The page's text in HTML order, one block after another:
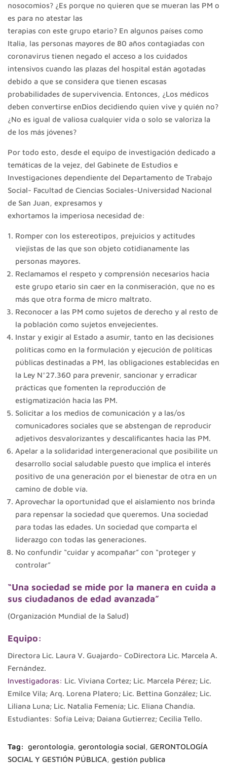
nosocomios? ¿Es porque no quieren que se mueran las PM o
es para no atestar las
terapias con este grupo etario? En algunos países como
Italia, las personas mayores de 80 años contagiadas con
coronavirus tienen negado el acceso a los cuidados
intensivos cuando las plazas del hospital están agotadas
debido a que se considera que tienen escasas
probabilidades de supervivencia. Entonces, ¿Los médicos
deben convertirse enDios decidiendo quien vive y quién no?
¿No es igual de valiosa cualquier vida o solo se valoriza la
de los más jóvenes?
Por todo esto, desde el equipo de investigación dedicado a
temáticas de la vejez, del Gabinete de Estudios e
Investigaciones dependiente del Departamento de Trabajo
Social- Facultad de Ciencias Sociales-Universidad Nacional
de San Juan, expresamos y
exhortamos la imperiosa necesidad de:
Romper con los estereotipos, prejuicios y actitudes
viejistas de las que son objeto cotidianamente las
personas mayores.
Reclamamos el respeto y comprensión necesarios hacia
este grupo etario sin caer en la conmiseración, que no es
más que otra forma de micro maltrato.
Reconocer a las PM como sujetos de derecho y al resto de
la población como sujetos envejecientes.
Instar y exigir al Estado a asumir, tanto en las decisiones
políticas como en la formulación y ejecución de políticas
públicas destinadas a PM, las obligaciones establecidas en
la Ley N°27.360 para prevenir, sancionar y erradicar
prácticas que fomenten la reproducción de
estigmatización hacia las PM.
Solicitar a los medios de comunicación y a las/os
comunicadores sociales que se abstengan de reproducir
adjetivos desvalorizantes y descalificantes hacia las PM.
Apelar a la solidaridad intergeneracional que posibilite un
desarrollo social saludable puesto que implica el interés
positivo de una generación por el bienestar de otra en un
camino de doble vía.
Aprovechar la oportunidad que el aislamiento nos brinda
para repensar la sociedad que queremos. Una sociedad
para todas las edades. Un sociedad que comparta el
liderazgo con todas las generaciones.
No confundir “cuidar y acompañar” con “proteger y
controlar”
“Una sociedad se mide por la manera en cuida a
sus ciudadanos de edad avanzada”
(Organización Mundial de la Salud)
Equipo:
Directora Lic. Laura V. Guajardo- CoDirectora Lic. Marcela A.
Fernández.
Investigadoras: Lic. Viviana Cortez; Lic. Marcela Pérez; Lic.
Emilce Vila; Arq. Lorena Platero; Lic. Bettina González; Lic.
Liliana Luna; Lic. Natalia Femenía; Lic. Eliana Chandía.
Estudiantes: Sofía Leiva; Daiana Gutierrez; Cecilia Tello.
Tag: gerontologia, gerontologia social, GERONTOLOGÍA
SOCIAL Y GESTIÓN PÚBLICA, gestión publica